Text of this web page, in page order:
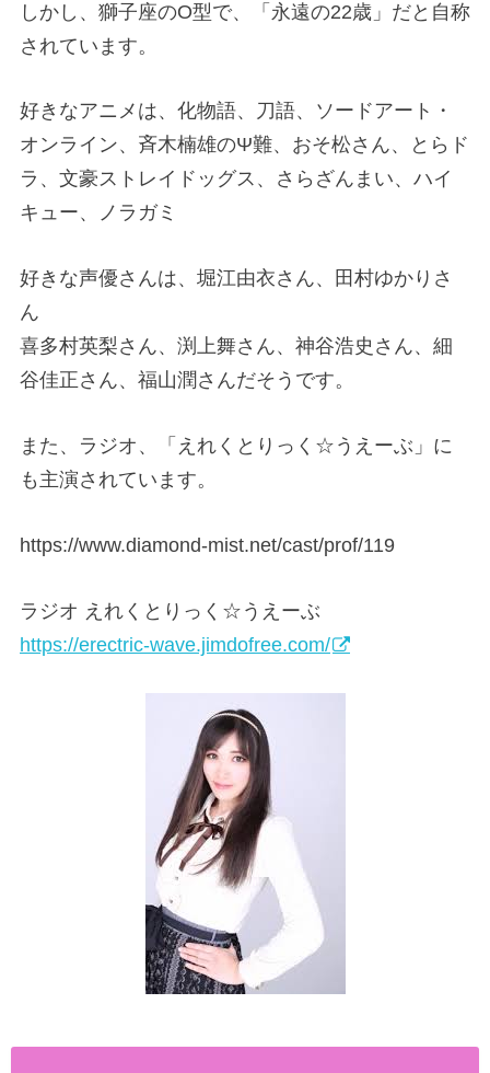
しかし、獅子座のO型で、「永遠の22歳」だと自称
されています。
好きなアニメは、化物語、刀語、ソードアート・
オンライン、斉木楠雄のΨ難、おそ松さん、とらド
ラ、文豪ストレイドッグス、さらざんまい、ハイ
キュー、ノラガミ
好きな声優さんは、堀江由衣さん、田村ゆかりさ
ん
喜多村英梨さん、渕上舞さん、神谷浩史さん、細
谷佳正さん、福山潤さんだそうです。
また、ラジオ、「えれくとりっく☆うえーぶ」に
も主演されています。
https://www.diamond-mist.net/cast/prof/119
ラジオ えれくとりっく☆うえーぶ
https://erectric-wave.jimdofree.com/